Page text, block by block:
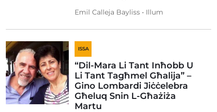
Emil Calleja Bayliss • Illum
ISSA
“Dil-Mara Li Tant Inħobb U
Li Tant Tagħmel Għalija” –
Gino Lombardi Jiċċelebra
Għeluq Snin L-Għażiża
Martu